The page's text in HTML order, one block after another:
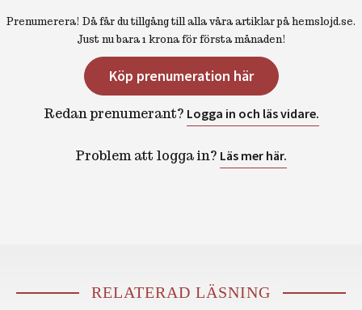
Prenumerera! Då får du tillgång till alla våra artiklar på hemslojd.se.
Just nu bara 1 krona för första månaden!
Köp prenumeration här
Redan prenumerant? Logga in och läs vidare.
Problem att logga in? Läs mer här.
RELATERAD LÄSNING